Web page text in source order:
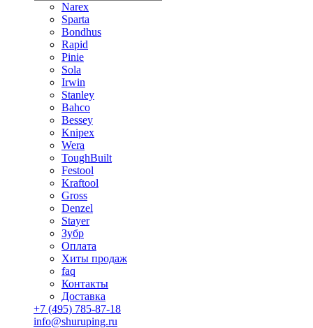
Narex
Sparta
Bondhus
Rapid
Pinie
Sola
Irwin
Stanley
Bahco
Bessey
Knipex
Wera
ToughBuilt
Festool
Kraftool
Gross
Denzel
Stayer
Зубр
Оплата
Хиты продаж
faq
Контакты
Доставка
+7 (495) 785-87-18
info@shuruping.ru